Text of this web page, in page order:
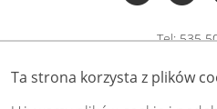
Ta strona korzysta z plików
Tel:535
biuro@swiat-